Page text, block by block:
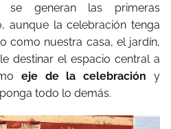
generan las primeras
aunque la celebración tenga
como nuestra casa, el jardín,
destinar el espacio central a
eje de la celebración y
todo lo demás.